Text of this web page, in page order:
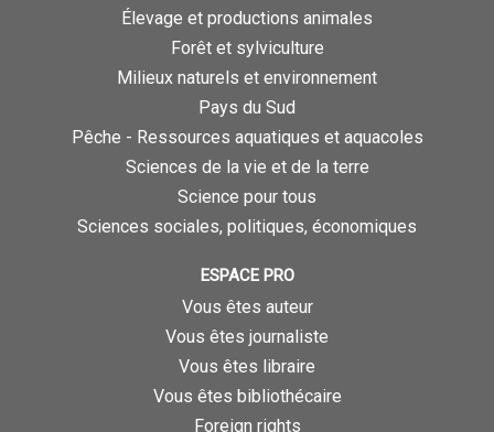
Élevage et productions animales
Forêt et sylviculture
Milieux naturels et environnement
Pays du Sud
Pêche - Ressources aquatiques et aquacoles
Sciences de la vie et de la terre
Science pour tous
Sciences sociales, politiques, économiques
ESPACE PRO
Vous êtes auteur
Vous êtes journaliste
Vous êtes libraire
Vous êtes bibliothécaire
Foreign rights